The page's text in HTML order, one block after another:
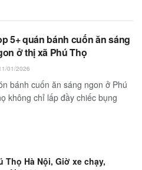
5+ quán bánh cuốn ăn sáng
ở thị xã Phú Thọ
01/2026
bánh cuốn ăn sáng ngon ở Phú
không chỉ lấp đầy chiếc bụng
Thọ Hà Nội, Giờ xe chạy,